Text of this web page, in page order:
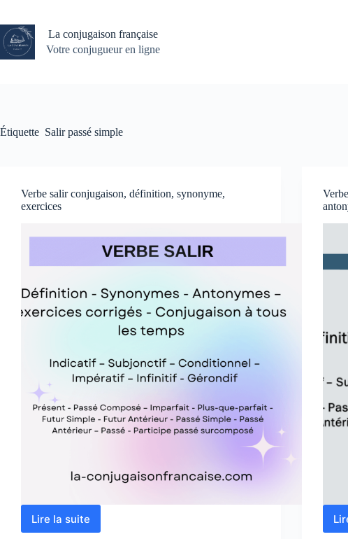
contenu
La conjugaison française
Votre conjugueur en ligne
Étiquette Salir passé simple
Verbe salir conjugaison, définition, synonyme,
exercices
Lire la suite
Verbe